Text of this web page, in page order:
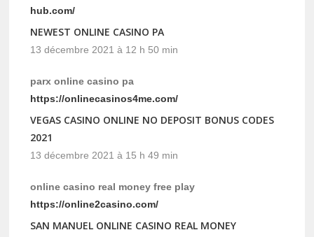
hub.com/
NEWEST ONLINE CASINO PA
13 décembre 2021 à 12 h 50 min
parx online casino pa
https://onlinecasinos4me.com/
VEGAS CASINO ONLINE NO DEPOSIT BONUS CODES
2021
13 décembre 2021 à 15 h 49 min
online casino real money free play
https://online2casino.com/
SAN MANUEL ONLINE CASINO REAL MONEY